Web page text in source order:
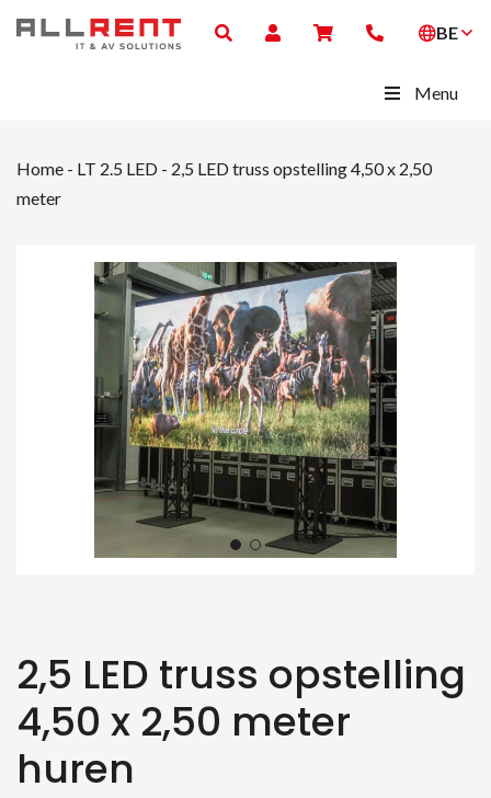
BE
Menu
Home - LT 2.5 LED - 2,5 LED truss opstelling 4,50 x 2,50
meter
2,5 LED truss opstelling
4,50 x 2,50 meter
huren